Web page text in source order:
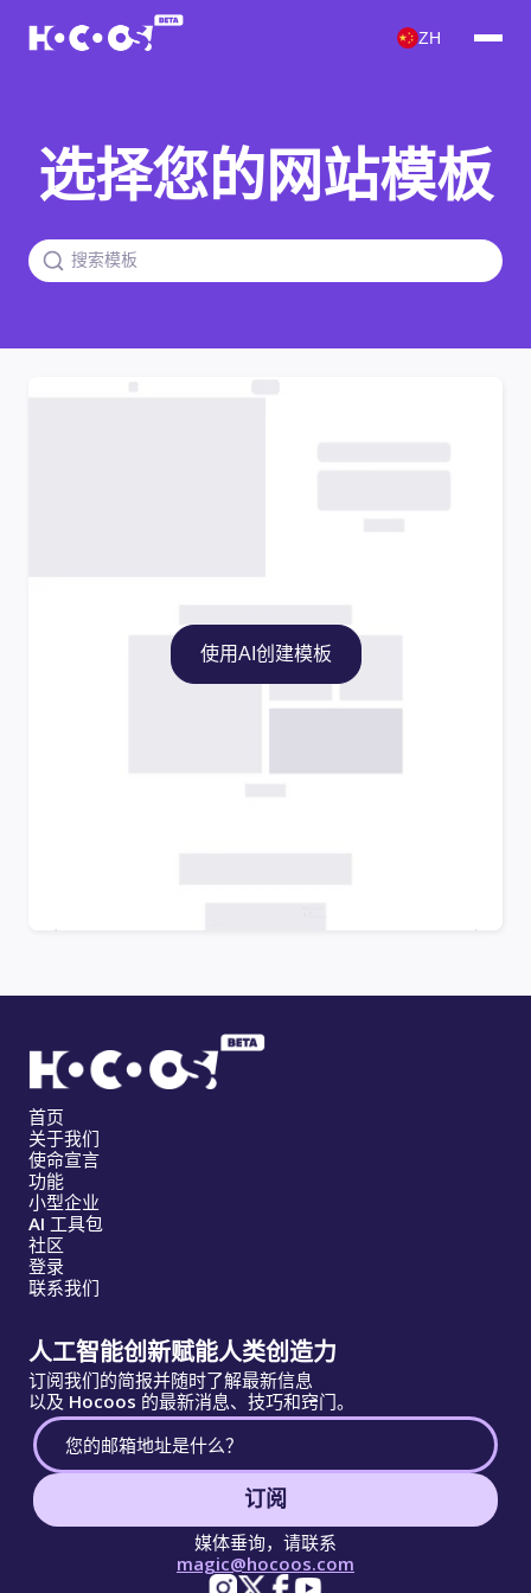
ZH
选择您的网站模板
使用AI创建模板
首页
关于我们
使命宣言
功能
小型企业
AI 工具包
社区
登录
联系我们
人工智能创新赋能人类创造力
订阅我们的简报并随时了解最新信息
以及 Hocoos 的最新消息、技巧和窍门。
订阅
媒体垂询，请联系
magic@hocoos.com